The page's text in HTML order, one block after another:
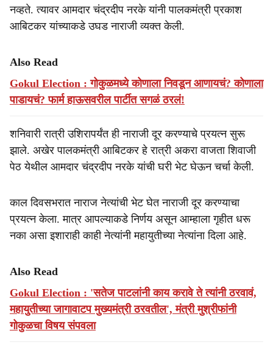
नव्हते. त्यावर आमदार चंद्रदीप नरके यांनी पालकमंत्री प्रकाश
आबिटकर यांच्याकडे उघड नाराजी व्यक्त केली.
Also Read
Gokul Election : गोकुळमध्ये कोणाला निवडून आणायचं? कोणाला
पाडायचं? फार्म हाऊसवरील पार्टीत सगळं ठरलं!
शनिवारी रात्री उशिरापर्यंत ही नाराजी दूर करण्याचे प्रयत्न सुरू
झाले. अखेर पालकमंत्री आबिटकर हे रात्री अकरा वाजता शिवाजी
पेठ येथील आमदार चंद्रदीप नरके यांची घरी भेट घेऊन चर्चा केली.
काल दिवसभरात नाराज नेत्यांची भेट घेत नाराजी दूर करण्याचा
प्रयत्न केला. मात्र आपल्याकडे निर्णय असून आम्हाला गृहीत धरू
नका असा इशाराही काही नेत्यांनी महायुतीच्या नेत्यांना दिला आहे.
Also Read
Gokul Election : 'सतेज पाटलांनी काय करावे ते त्यांनी ठरवावं,
महायुतीच्या जागावाटप मुख्यमंत्री ठरवतील', मंत्री मुश्रीफांनी
गोकुळचा विषय संपवला